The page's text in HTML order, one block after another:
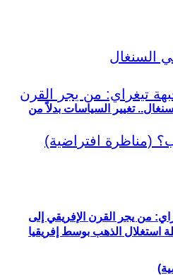
من يجر القرن الإفريقي إلى
تغيير السياسات بدلاً من
استغلال الذهب بوسط إفريقيا